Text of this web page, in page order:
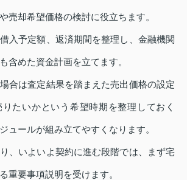
売却希望価格の検討に役立ちます。
入予定額、返済期間を整理し、金融機関
含めた資金計画を立てます。
合は査定結果を踏まえた売出価格の設定
たいかという希望時期を整理しておく
ュールが組み立てやすくなります。
、いよいよ契約に進む段階では、まず宅
重要事項説明を受けます。